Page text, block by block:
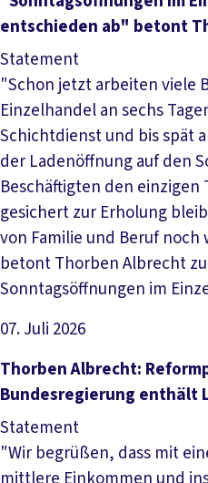
entschieden ab" betont
Statement
"Schon jetzt arbeiten viele
Einzelhandel an sechs
Schichtdienst und bis spät
der Ladenöffnung auf den
Beschäftigten den
gesichert zur Erholung
von Familie und Beruf
betont Thorben Albrecht
Sonntagsöffnungen im
07. Juli 2026
Artikel lesen
Thorben Albrecht:
Bundesregierung enthält
Statement
"Wir begrüßen, dass mit